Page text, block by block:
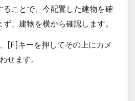
ることで、今配置した建物を確
、建物を横から確認します。
[F]キーを押してその上にカメ
せます。